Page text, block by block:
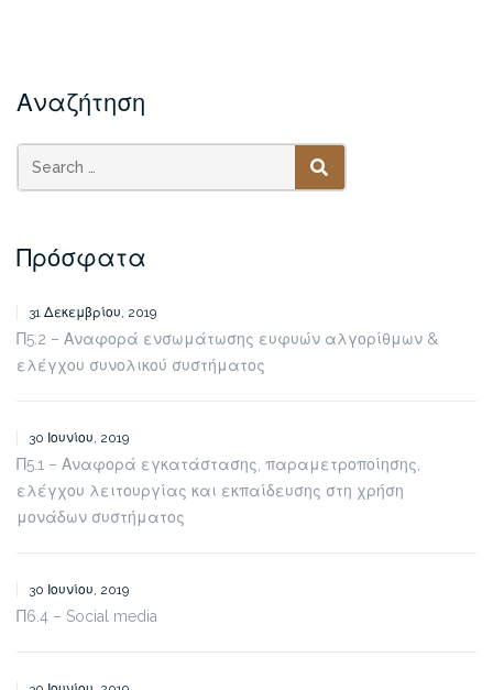
Αναζήτηση
SEARCH
Πρόσφατα
31 Δεκεμβρίου, 2019
Π5.2 – Αναφορά ενσωμάτωσης ευφυών αλγορίθμων &
ελέγχου συνολικού συστήματος
30 Ιουνίου, 2019
Π5.1 – Αναφορά εγκατάστασης, παραμετροποίησης,
ελέγχου λειτουργίας και εκπαίδευσης στη χρήση
μονάδων συστήματος
30 Ιουνίου, 2019
Π6.4 – Social media